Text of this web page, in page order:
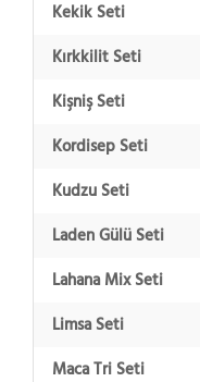
Kekik Seti
Kırkkilit Seti
Kişniş Seti
Kordisep Seti
Kudzu Seti
Laden Gülü Seti
Lahana Mix Seti
Limsa Seti
Maca Tri Seti